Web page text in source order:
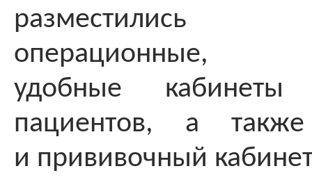
разместились
операционные,
удобные
пациентов, а
и прививочный